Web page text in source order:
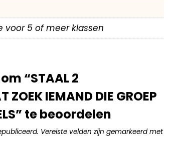
voor 5 of meer klassen
“STAAL 2
ZOEK IEMAND DIE GROEP
te beoordelen
Vereiste velden zijn gemarkeerd met